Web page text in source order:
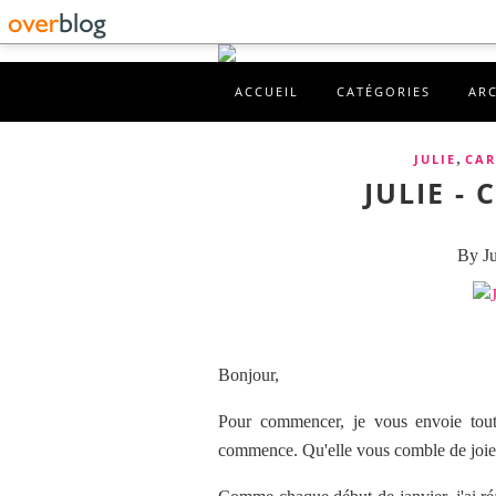
ACCUEIL CATÉGORIES
JULIE ,
JULIE -
By
Bonjour,
Pour commencer, je vous envoie
commence. Qu'elle vous comble de